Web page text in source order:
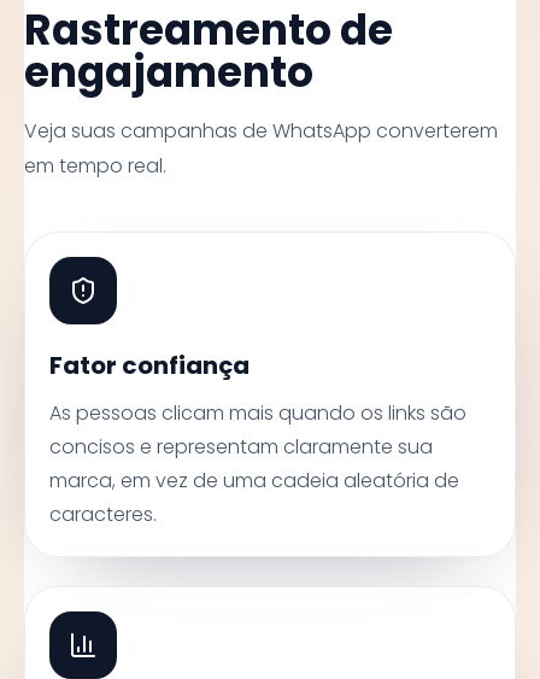
Rastreamento de
engajamento
Veja suas campanhas de WhatsApp converterem
em tempo real.
Fator confiança
As pessoas clicam mais quando os links são
concisos e representam claramente sua
marca, em vez de uma cadeia aleatória de
caracteres.